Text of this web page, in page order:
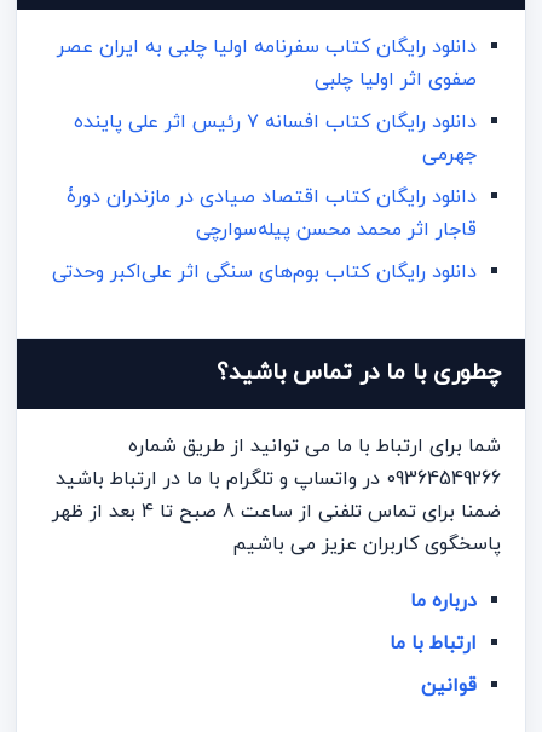
دانلود رایگان کتاب سفرنامه اولیا چلبی به ایران عصر
صفوی اثر اولیا چلبی
دانلود رایگان کتاب افسانه ۷ رئیس اثر علی پاینده
جهرمی
دانلود رایگان کتاب اقتصاد صیادی در مازندران دورۀ
قاجار اثر محمد محسن پیله‌سوارچی
دانلود رایگان کتاب بوم‌های سنگی اثر علی‌اکبر وحدتی
چطوری با ما در تماس باشید؟
شما برای ارتباط با ما می توانید از طریق شماره
09364549266 در واتساپ و تلگرام با ما در ارتباط باشید
ضمنا برای تماس تلفنی از ساعت 8 صبح تا 4 بعد از ظهر
پاسخگوی کاربران عزیز می باشیم
درباره ما
ارتباط با ما
قوانین